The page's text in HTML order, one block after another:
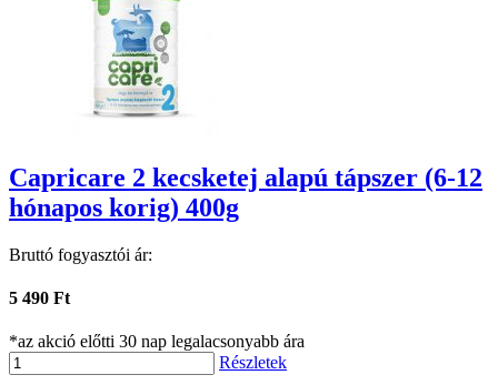
Capricare 2 kecsketej alapú tápszer (6-12
hónapos korig) 400g
Bruttó fogyasztói ár:
5 490 Ft
*az akció előtti 30 nap legalacsonyabb ára
Részletek